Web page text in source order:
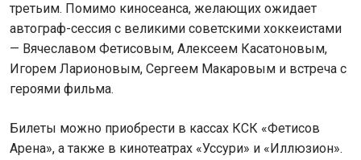
третьим. Помимо киносеанса, желающих ожидает
автограф-сессия с великими советскими хоккеистами
— Вячеславом Фетисовым, Алексеем Касатоновым,
Игорем Ларионовым, Сергеем Макаровым и встреча с
героями фильма.
Билеты можно приобрести в кассах КСК «Фетисов
Арена», а также в кинотеатрах «Уссури» и «Иллюзион».